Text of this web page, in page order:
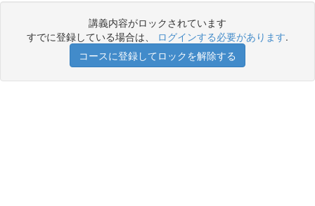
講義内容がロックされています
すでに登録している場合は、 ログインする必要があります.
コースに登録してロックを解除する